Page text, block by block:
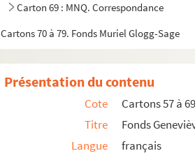
Carton 69 : MNQ. Correspondance
Cartons 70 à 79. Fonds Muriel Glogg-Sage
Présentation du contenu
Cote
Cartons 57 à
Titre
Fonds
Langue
français